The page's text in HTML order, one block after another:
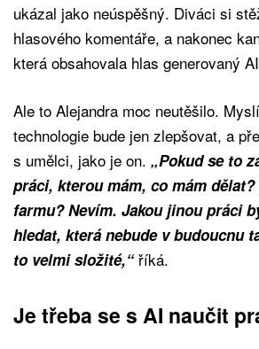
ukázal jako neúspěšný. Diváci si
hlasového komentáře, a nakonec
která obsahovala hlas generovaný
Ale to Alejandra moc neutěšilo.
technologie bude jen zlepšovat, a
s umělci, jako je on. „Pokud se to
práci, kterou mám, co mám
farmu? Nevím. Jakou jinou práci
hledat, která nebude v budoucnu
to velmi složité,“říká.
Je třeba se s AI naučit